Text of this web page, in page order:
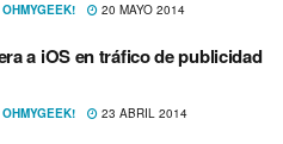
20 MAYO 2014
a iOS en tráfico de publicidad
23 ABRIL 2014